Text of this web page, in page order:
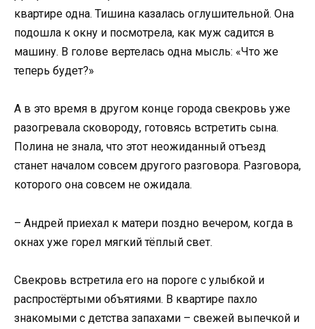
квартире одна. Тишина казалась оглушительной. Она
подошла к окну и посмотрела, как муж садится в
машину. В голове вертелась одна мысль: «Что же
теперь будет?»
А в это время в другом конце города свекровь уже
разогревала сковороду, готовясь встретить сына.
Полина не знала, что этот неожиданный отъезд
станет началом совсем другого разговора. Разговора,
которого она совсем не ожидала.
– Андрей приехал к матери поздно вечером, когда в
окнах уже горел мягкий тёплый свет.
Свекровь встретила его на пороге с улыбкой и
распростёртыми объятиями. В квартире пахло
знакомыми с детства запахами – свежей выпечкой и